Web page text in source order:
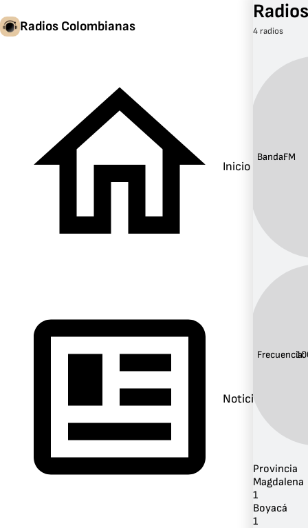
Radios Colombianas
Inicio
Noticias
4 radios
Banda:FM
Frecuencia:
Provincia
Magdalena
1
Boyacá
1